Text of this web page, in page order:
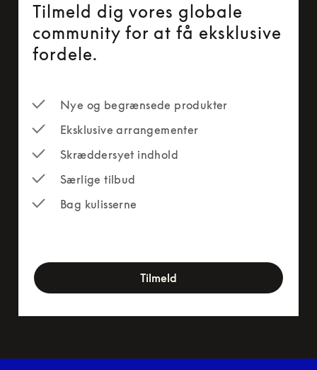
Tilmeld dig vores globale
community for at få eksklusive
fordele.
Nye og begrænsede produkter
Eksklusive arrangementer
Skræddersyet indhold
Særlige tilbud
Bag kulisserne
Tilmeld